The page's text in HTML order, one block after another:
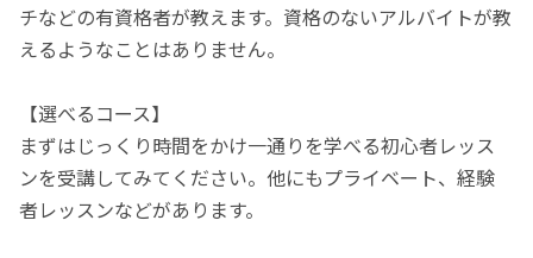
チなどの有資格者が教えます。資格のないアルバイトが教
えるようなことはありません。
【選べるコース】
まずはじっくり時間をかけ一通りを学べる初心者レッス
ンを受講してみてください。他にもプライベート、経験
者レッスンなどがあります。